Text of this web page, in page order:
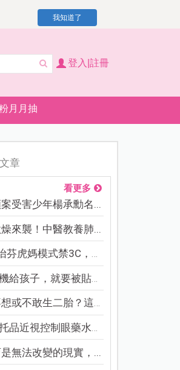
我知道了
登入|註冊
月月抽
章
看更多
受害少年楊承勳名...
來襲！中醫教養肺...
虎媽模式禁3C，看...
給孩子，就要被貼「...
或不敢生二胎？這8...
品近視控制眼藥水納...
無法改變的現實，...